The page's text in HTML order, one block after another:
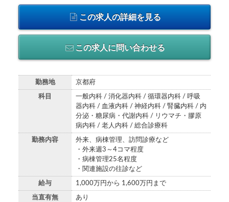
この求人の詳細を見る
この求人に問い合わせる
勤務地 京都府
科目
一般内科 / 消化器内科 / 循環器内科 / 呼吸
器内科 / 血液内科 / 神経内科 / 腎臓内科 / 内
分泌・糖尿病・代謝内科 / リウマチ・膠原
病内科 / 老人内科 / 総合診療科
勤務内容
外来、病棟管理、訪問診療など
・外来週3～4コマ程度
・病棟管理25名程度
・関連施設の往診など
給与 1,000万円から 1,600万円まで
当直有無 あり